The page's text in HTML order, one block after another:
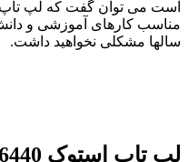
است می توان گفت که لپ
مناسب کارهای آموزشی و
سالها مشکلی نخواهید داشت.